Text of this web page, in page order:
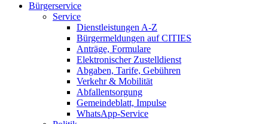
Bürgerservice
Service
Dienstleistungen A-Z
Bürgermeldungen auf CITIES
Anträge, Formulare
Elektronischer Zustelldienst
Abgaben, Tarife, Gebühren
Verkehr & Mobilität
Abfallentsorgung
Gemeindeblatt, Impulse
WhatsApp-Service